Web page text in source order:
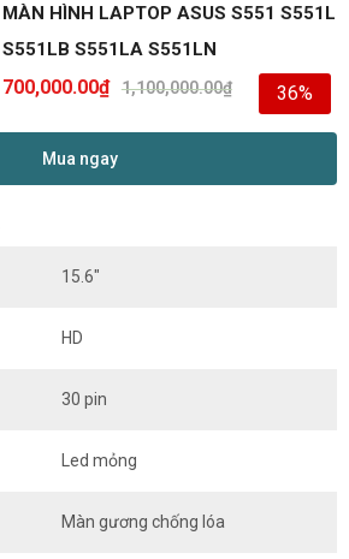
MÀN HÌNH LAPTOP ASUS S551 S551L
S551LB S551LA S551LN
1,100,000.00₫
700,000.00₫ 36%
Mua ngay
15.6″
HD
30 pin
Led mỏng
Màn gương chống lóa